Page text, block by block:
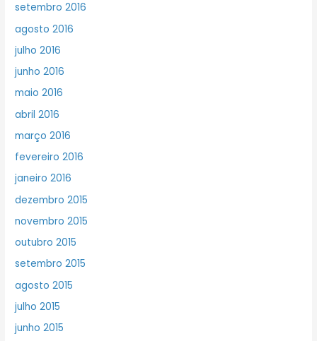
setembro 2016
agosto 2016
julho 2016
junho 2016
maio 2016
abril 2016
março 2016
fevereiro 2016
janeiro 2016
dezembro 2015
novembro 2015
outubro 2015
setembro 2015
agosto 2015
julho 2015
junho 2015